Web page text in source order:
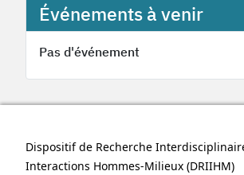
Événements à venir
Pas d'événement
Dispositif de Recherche
Interactions Hommes-Milieux (DRIIHM)